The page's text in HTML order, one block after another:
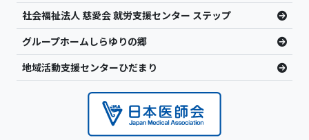
社会福祉法人 慈愛会 就労支援センター ステップ
グループホームしらゆりの郷
地域活動支援センターひだまり